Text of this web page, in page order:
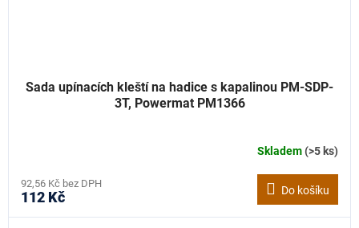
Sada upínacích kleští na hadice s kapalinou PM-SDP-
3T, Powermat PM1366
Skladem(>5 ks)
92,56 Kč bez DPH
112 Kč Do košíku